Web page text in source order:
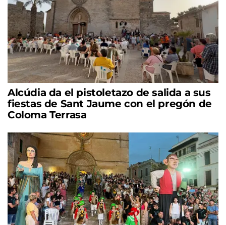
Alcúdia da el pistoletazo de salida a sus
fiestas de Sant Jaume con el pregón de
Coloma Terrasa